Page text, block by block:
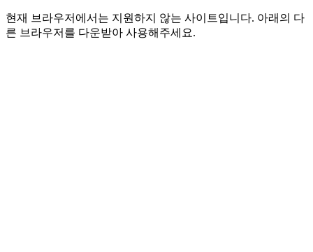
현재 브라우저에서는 지원하지 않는 사이트입니다. 아래의 다
른 브라우저를 다운받아 사용해주세요.